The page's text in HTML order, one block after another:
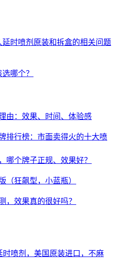
时喷剂原装和拆盒的相关问题
哪个？
由：效果、时间、体验感
排行榜：市面卖得火的十大喷
哪个牌子正规、效果好？
（狂飙型，小蓝瓶）
，效果真的很好吗？
时喷剂，美国原装进口，不麻